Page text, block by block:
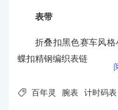
表带
折叠扣黑色赛车风
蝶扣精钢编织表链
 百年灵 腕表 计时码表